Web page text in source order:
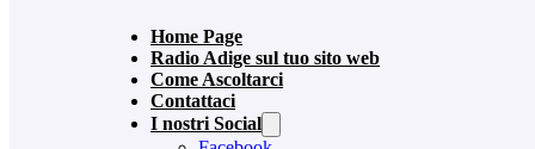
Home Page
Radio Adige sul tuo sito web
Come Ascoltarci
Contattaci
I nostri Social